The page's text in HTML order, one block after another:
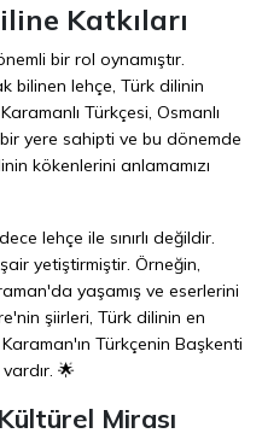
Katkıları
bir rol oynamıştır.
bilinen lehçe, Türk dilinin
Türkçesi, Osmanlı
yere sahipti ve bu dönemde
kökenlerini anlamamızı
lehçe ile sınırlı değildir.
yetiştirmiştir. Örneğin,
yaşamış ve eserlerini
şiirleri, Türk dilinin en
Türkçenin Başkenti
🌟
Mirası